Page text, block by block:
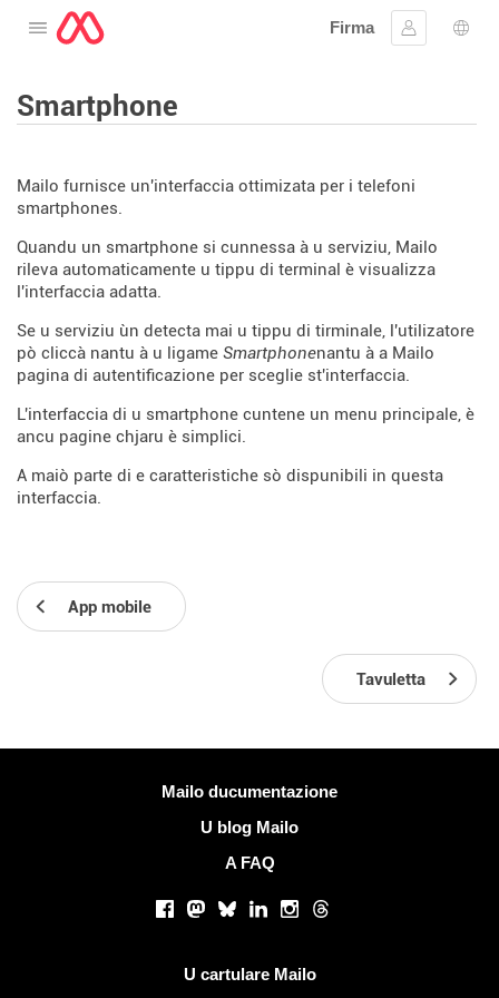
Apre u menu
Firma
Firmà lu
Smartphone
Mailo furnisce un'interfaccia ottimizata per i telefoni
smartphones.
Quandu un smartphone si cunnessa à u serviziu, Mailo
rileva automaticamente u tippu di terminal è visualizza
l'interfaccia adatta.
Se u serviziu ùn detecta mai u tippu di tirminale, l'utilizatore
pò cliccà nantu à u ligame Smartphonenantu à a Mailo
pagina di autentificazione per sceglie st'interfaccia.
L'interfaccia di u smartphone cuntene un menu principale, è
ancu pagine chjaru è simplici.
A maiò parte di e caratteristiche sò dispunibili in questa
interfaccia.
App mobile
Tavuletta
Mailo ducumentazione
U blog Mailo
A FAQ
Facebook
Mastodon
BlueskyLinkedInInstagram
Threads
U cartulare Mailo